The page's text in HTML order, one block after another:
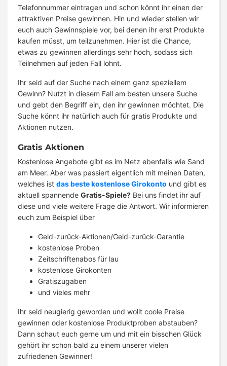
Telefonnummer eintragen und schon könnt ihr einen der
attraktiven Preise gewinnen. Hin und wieder stellen wir
euch auch Gewinnspiele vor, bei denen ihr erst Produkte
kaufen müsst, um teilzunehmen. Hier ist die Chance,
etwas zu gewinnen allerdings sehr hoch, sodass sich
Teilnehmen auf jeden Fall lohnt.
Ihr seid auf der Suche nach einem ganz speziellem
Gewinn? Nutzt in diesem Fall am besten unsere Suche
und gebt den Begriff ein, den ihr gewinnen möchtet. Die
Suche könnt ihr natürlich auch für gratis Produkte und
Aktionen nutzen.
Gratis Aktionen
Kostenlose Angebote gibt es im Netz ebenfalls wie Sand
am Meer. Aber was passiert eigentlich mit meinen Daten,
welches ist das beste kostenlose Girokonto und gibt es
aktuell spannende Gratis-Spiele? Bei uns findet ihr auf
diese und viele weitere Frage die Antwort. Wir informieren
euch zum Beispiel über
Geld-zurück-Aktionen/Geld-zurück-Garantie
kostenlose Proben
Zeitschriftenabos für lau
kostenlose Girokonten
Gratiszugaben
und vieles mehr
Ihr seid neugierig geworden und wollt coole Preise
gewinnen oder kostenlose Produktproben abstauben?
Dann schaut euch gerne um und mit ein bisschen Glück
gehört ihr schon bald zu einem unserer vielen
zufriedenen Gewinner!